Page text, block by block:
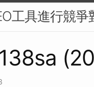
工具進行競